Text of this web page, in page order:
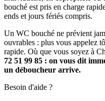
bouché est pris en charge
ends et jours fériés compris.
Un WC bouché ne prévient
ouvrables : plus vous appelez
rapide. Où que vous soyez à
72 51 99 85 : on vous dit
un déboucheur arrive.
Besoin d'aide ?